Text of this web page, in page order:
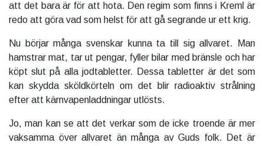
att det bara är för att hota. Den regim som finns i Kreml är
redo att göra vad som helst för att gå segrande ur ett krig.
Nu börjar många svenskar kunna ta till sig allvaret. Man
hamstrar mat, tar ut pengar, fyller bilar med bränsle och har
köpt slut på alla jodtabletter. Dessa tabletter är det som
kan skydda sköldkörteln om det blir radioaktiv strålning
efter att kärnvapenladdningar utlösts.
Jo, man kan se att det verkar som de icke troende är mer
vaksamma över allvaret än många av Guds folk. Det är